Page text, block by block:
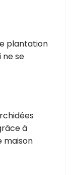
plantation
ne se
à
maison